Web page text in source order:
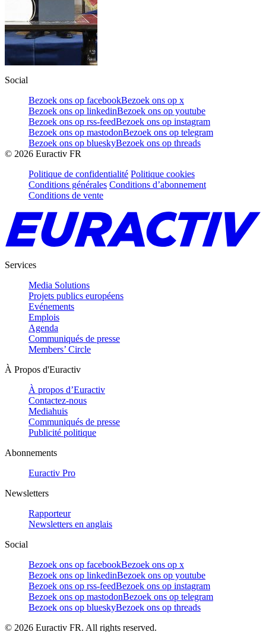
Social
Bezoek ons op facebookBezoek ons op x
Bezoek ons op linkedinBezoek ons op youtube
Bezoek ons op rss-feedBezoek ons op instagram
Bezoek ons op mastodonBezoek ons op telegram
Bezoek ons op blueskyBezoek ons op threads
© 2026 Euractiv FR
Politique de confidentialité Politique cookies
Conditions générales Conditions d’abonnement
Conditions de vente
Services
Media Solutions
Projets publics européens
Evénements
Emplois
Agenda
Communiqués de presse
Members’ Circle
À Propos d'Euractiv
À propos d’Euractiv
Contactez-nous
Mediahuis
Communiqués de presse
Publicité politique
Abonnements
Euractiv Pro
Newsletters
Rapporteur
Newsletters en anglais
Social
Bezoek ons op facebookBezoek ons op x
Bezoek ons op linkedinBezoek ons op youtube
Bezoek ons op rss-feedBezoek ons op instagram
Bezoek ons op mastodonBezoek ons op telegram
Bezoek ons op blueskyBezoek ons op threads
© 2026 Euractiv FR. All rights reserved.